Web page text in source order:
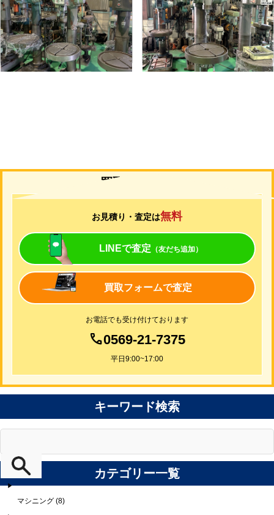
メーカー 吉田
形 式YD2-55
年 式-
メーカー 吉田
形 式YUD-600
年 式-
買取について
お見積り・査定は無料
LINEで査定 （友だち追加）
買取フォームで査定
お電話でも受け付けております
0569-21-7375
平日9:00~17:00
キーワード検索
カテゴリー一覧
マシニング (8)